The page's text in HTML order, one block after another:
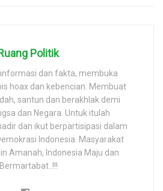
Politik
dan fakta, membuka
hoax dan kebencian. Membuat
santun dan berakhlak demi
dan Negara. Untuk itulah
dan ikut berpartisipasi dalam
Indonesia. Masyarakat
Amanah, Indonesia Maju dan
Bermartabat..!!!